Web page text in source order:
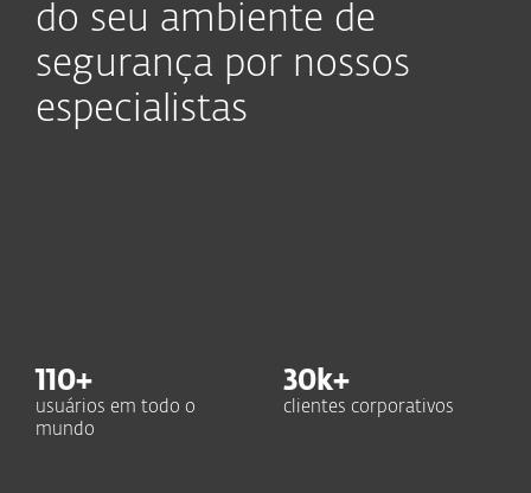
do seu ambiente de
segurança por nossos
especialistas
110+
usuários em todo o
mundo
30 k+
clientes corporativos